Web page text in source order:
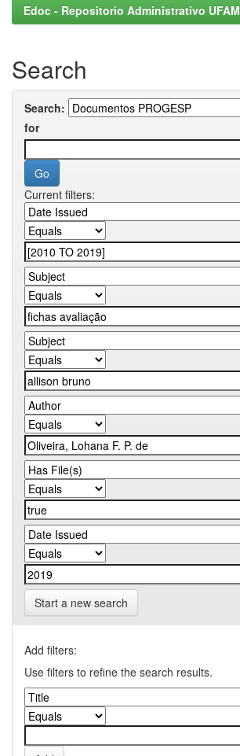
Edoc - Repositorio Administrativo UFAM
Search
Search:
for
Current filters:
Start a new search
Add filters:
Use filters to refine the search results.